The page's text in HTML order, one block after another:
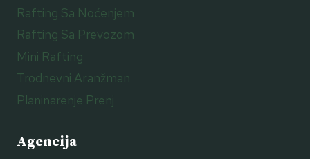
Rafting Sa Noćenjem
Rafting Sa Prevozom
Mini Rafting
Trodnevni Aranžman
Planinarenje Prenj
Agencija